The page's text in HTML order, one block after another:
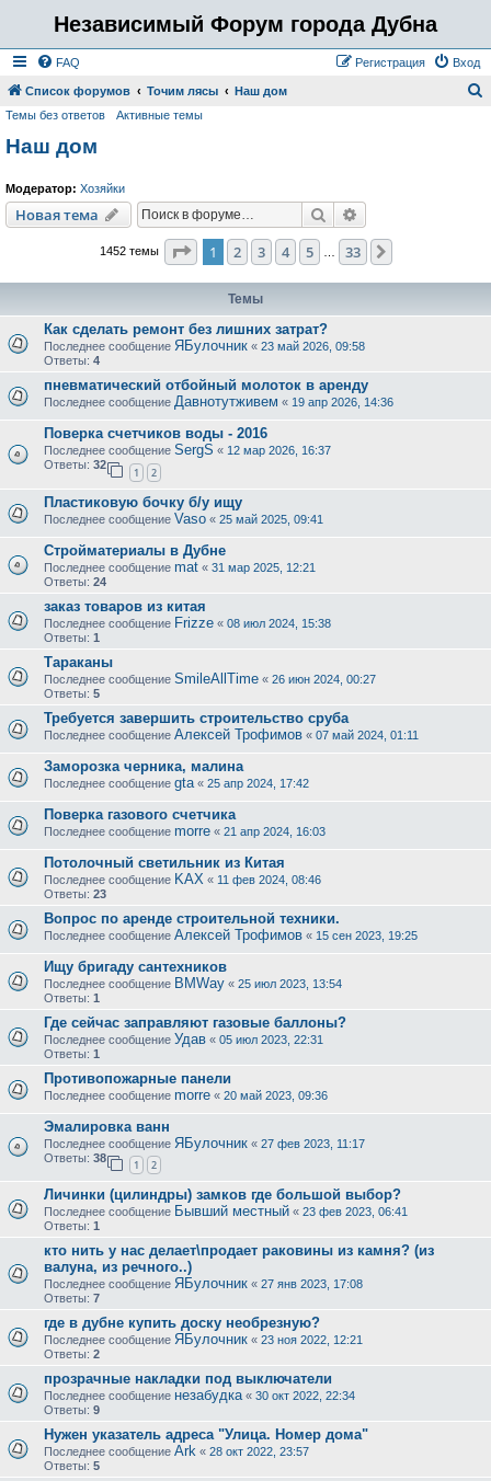
Независимый Форум города Дубна
FAQ Вход
Регистрация
Список форумов Точим лясы Наш дом
Темы без ответов Активные темы
Наш дом
Модератор: Хозяйки
Новая тема Поиск
1452 темы Страница из 33
1 2 3 4 5 33
Темы
Как сделать ремонт без лишних затрат?
Последнее сообщение ЯБулочник « 23 май 2026, 09:58
Ответы: 4
пневматический отбойный молоток в аренду
Последнее сообщение Давнотутживем « 19 апр 2026, 14:36
Поверка счетчиков воды - 2016
Последнее сообщение SergS « 12 мар 2026, 16:37
Ответы: 32
1 2
Пластиковую бочку б/у ищу
Последнее сообщение Vaso « 25 май 2025, 09:41
Стройматериалы в Дубне
Последнее сообщение mat « 31 мар 2025, 12:21
Ответы: 24
заказ товаров из китая
Последнее сообщение Frizze « 08 июл 2024, 15:38
Ответы: 1
Тараканы
Последнее сообщение SmileAllTime « 26 июн 2024, 00:27
Ответы: 5
Требуется завершить строительство сруба
Последнее сообщение Алексей Трофимов « 07 май 2024, 01:11
Заморозка черника, малина
Последнее сообщение gta « 25 апр 2024, 17:42
Поверка газового счетчика
Последнее сообщение morre « 21 апр 2024, 16:03
Потолочный светильник из Китая
Последнее сообщение KAX « 11 фев 2024, 08:46
Ответы: 23
Вопрос по аренде строительной техники.
Последнее сообщение Алексей Трофимов « 15 сен 2023, 19:25
Ищу бригаду сантехников
Последнее сообщение BMWay « 25 июл 2023, 13:54
Ответы: 1
Где сейчас заправляют газовые баллоны?
Последнее сообщение Удав « 05 июл 2023, 22:31
Ответы: 1
Противопожарные панели
Последнее сообщение morre « 20 май 2023, 09:36
Эмалировка ванн
Последнее сообщение ЯБулочник « 27 фев 2023, 11:17
Ответы: 38
1 2
Личинки (цилиндры) замков где большой выбор?
Последнее сообщение Бывший местный « 23 фев 2023, 06:41
Ответы: 1
кто нить у нас делает\продает раковины из камня? (из
валуна, из речного..)
Последнее сообщение ЯБулочник « 27 янв 2023, 17:08
Ответы: 7
где в дубне купить доску необрезную?
Последнее сообщение ЯБулочник « 23 ноя 2022, 12:21
Ответы: 2
прозрачные накладки под выключатели
Последнее сообщение незабудка « 30 окт 2022, 22:34
Ответы: 9
Нужен указатель адреса "Улица. Номер дома"
Последнее сообщение Ark « 28 окт 2022, 23:57
Ответы: 5